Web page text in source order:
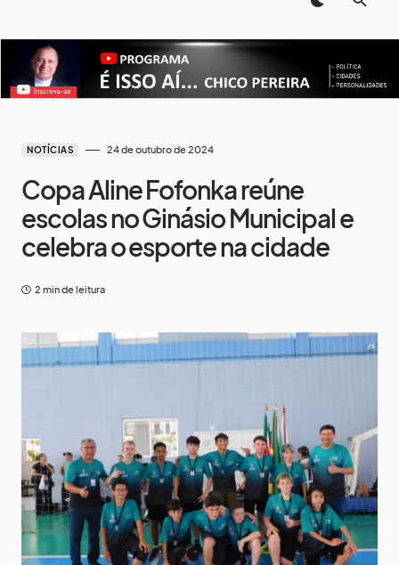
NOTÍCIAS 24 de outubro de 2024
Copa Aline Fofonka reúne
escolas no Ginásio Municipal e
celebra o esporte na cidade
2 min de leitura